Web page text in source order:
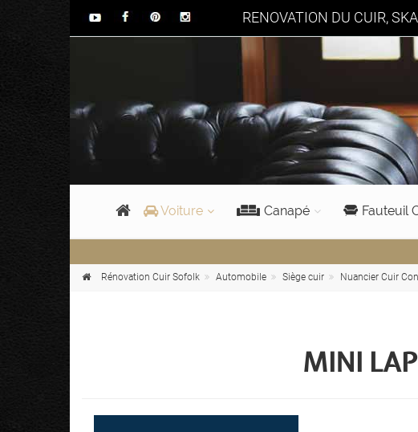
RENOVATION DU CUIR,
Voiture Canapé Fauteuil
Rénovation Cuir Sofolk Automobile Siège cuir Nuancier Cuir
MINI